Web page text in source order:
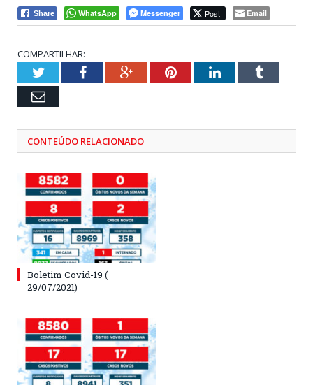
Share WhatsApp Messenger Post Email
COMPARTILHAR:
TwitterFacebookGoogle+PinterestLinkedInTumblr
Email
CONTEÚDO RELACIONADO
Boletim Covid-19 (
29/07/2021)